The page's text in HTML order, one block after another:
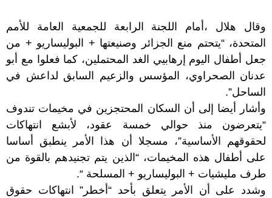
وقال هلال ،أمام اللجنة الرابعة للجمعية العامة للأمم
المتحدة، “يتحتم منع الجزائر وصنيعتها + البوليساريو + من
جعل أطفال اليوم إرهابيي الغد المحتملين، كما فعلوا مع أبو
عدنان الصحراوي، المؤسس والزعيم السابق لداعش في
الساحل”.
وأشار أيضا إلى أن السكان المحتجزين في مخيمات تندوف
“يتعرضون منذ حوالي خمسة عقود، لأبشع انتهاكات
لحقوقهم الأساسية”، مسجلا أن هذا الأمر ينطبق أساسا
على أطفال هذه المخيمات، “الذين يتم تجنيدهم بالقوة من
طرف مليشيات + البوليساريو + المسلحة “.
وشدد على أن الأمر يتعلق بأحد “أخطر” انتهاكات حقوق